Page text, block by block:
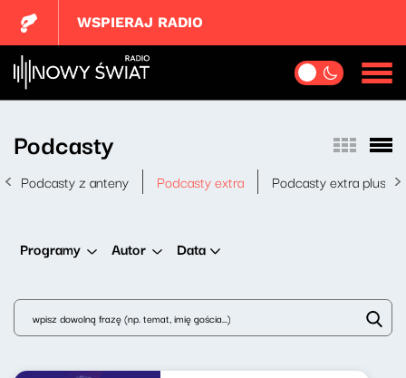
WSPIERAJ RADIO
Podcasty
Podcasty z anteny Podcasty extra Podcasty extra plus
Programy Autor Data